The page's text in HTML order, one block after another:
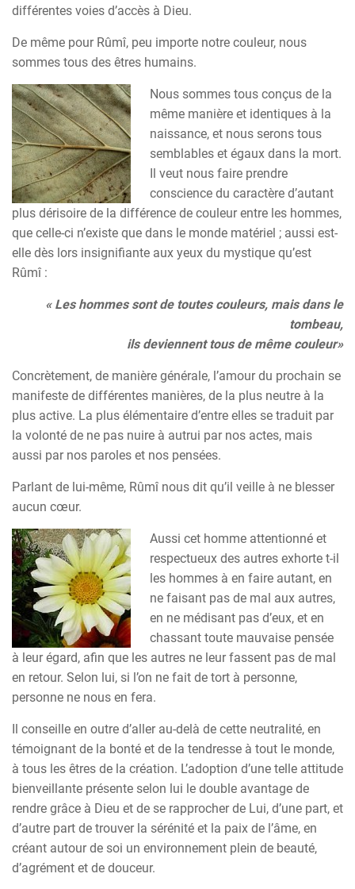
différentes voies d’accès à Dieu.
De même pour Rûmî, peu importe notre couleur, nous
sommes tous des êtres humains.
Nous sommes tous conçus de la
même manière et identiques à la
naissance, et nous serons tous
semblables et égaux dans la mort.
Il veut nous faire prendre
conscience du caractère d’autant
plus dérisoire de la différence de couleur entre les hommes,
que celle-ci n’existe que dans le monde matériel ; aussi est-
elle dès lors insignifiante aux yeux du mystique qu’est
Rûmî :
« Les hommes sont de toutes couleurs, mais dans le
tombeau,
ils deviennent tous de même couleur»
Concrètement, de manière générale, l’amour du prochain se
manifeste de différentes manières, de la plus neutre à la
plus active. La plus élémentaire d’entre elles se traduit par
la volonté de ne pas nuire à autrui par nos actes, mais
aussi par nos paroles et nos pensées.
Parlant de lui-même, Rûmî nous dit qu’il veille à ne blesser
aucun cœur.
Aussi cet homme attentionné et
respectueux des autres exhorte t-il
les hommes à en faire autant, en
ne faisant pas de mal aux autres,
en ne médisant pas d’eux, et en
chassant toute mauvaise pensée
à leur égard, afin que les autres ne leur fassent pas de mal
en retour. Selon lui, si l’on ne fait de tort à personne,
personne ne nous en fera.
Il conseille en outre d’aller au-delà de cette neutralité, en
témoignant de la bonté et de la tendresse à tout le monde,
à tous les êtres de la création. L’adoption d’une telle attitude
bienveillante présente selon lui le double avantage de
rendre grâce à Dieu et de se rapprocher de Lui, d’une part, et
d’autre part de trouver la sérénité et la paix de l’âme, en
créant autour de soi un environnement plein de beauté,
d’agrément et de douceur.